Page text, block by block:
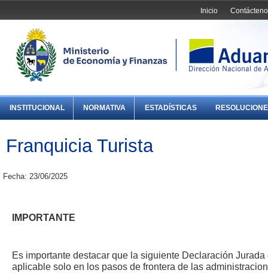
Inicio
INSTITUCIONAL NORMATIVA ESTADÍSTICAS
Franquicia Turista
Fecha: 23/06/2025
IMPORTANTE
Es importante destacar que la siguiente Declaración Jurada
aplicable solo en los pasos de frontera de las